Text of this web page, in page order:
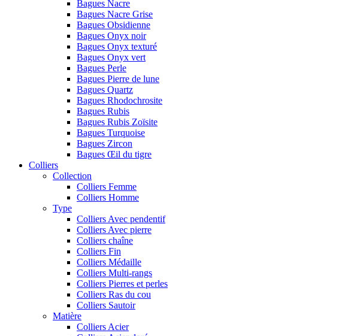
Bagues Nacre
Bagues Nacre Grise
Bagues Obsidienne
Bagues Onyx noir
Bagues Onyx texturé
Bagues Onyx vert
Bagues Perle
Bagues Pierre de lune
Bagues Quartz
Bagues Rhodochrosite
Bagues Rubis
Bagues Rubis Zoïsite
Bagues Turquoise
Bagues Zircon
Bagues Œil du tigre
Colliers
Collection
Colliers Femme
Colliers Homme
Type
Colliers Avec pendentif
Colliers Avec pierre
Colliers chaîne
Colliers Fin
Colliers Médaille
Colliers Multi-rangs
Colliers Pierres et perles
Colliers Ras du cou
Colliers Sautoir
Matière
Colliers Acier